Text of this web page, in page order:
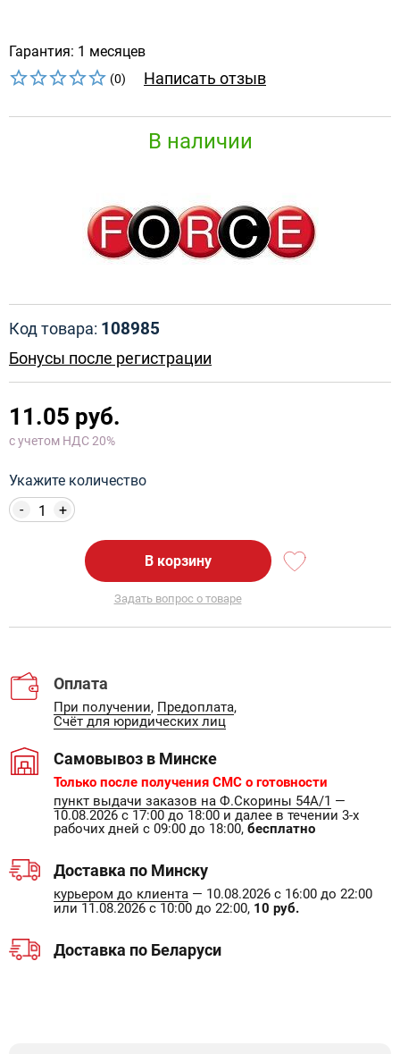
Гарантия: 1 месяцев
(0) Написать отзыв
В наличии
Код товара: 108985
Бонусы после регистрации
11.05 руб.
с учетом НДС 20%
Укажите количество
+
-
В корзину
Задать вопрос о товаре
Оплата
При получении, Предоплата,
Счёт для юридических лиц
Самовывоз в Минске
Только после получения СМС о готовности
пункт выдачи заказов на Ф.Скорины 54А/1 —
10.08.2026 с 17:00 до 18:00 и далее в течении 3-х
рабочих дней с 09:00 до 18:00, бесплатно
Доставка по Минску
курьером до клиента — 10.08.2026 с 16:00 до 22:00
или 11.08.2026 с 10:00 до 22:00, 10 руб.
Доставка по Беларуси